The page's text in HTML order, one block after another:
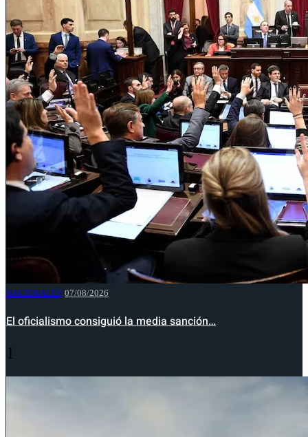
NACIONALES 07/08/2026
El oficialismo consiguió la media sanción…
1